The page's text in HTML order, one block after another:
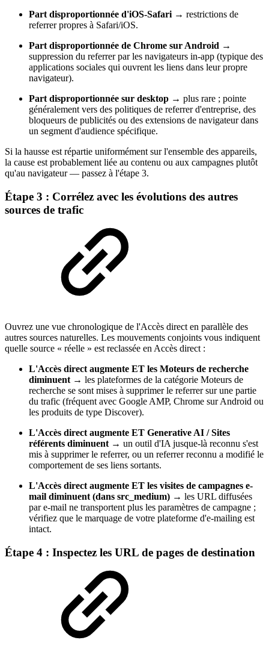
Part disproportionnée d'iOS-Safari→ restrictions de
referrer propres à Safari/iOS.
Part disproportionnée de Chrome sur Android →
suppression du referrer par les navigateurs in-app (typique des
applications sociales qui ouvrent les liens dans leur propre
navigateur).
Part disproportionnée sur desktop → plus rare ; pointe
généralement vers des politiques de referrer d'entreprise, des
bloqueurs de publicités ou des extensions de navigateur dans
un segment d'audience spécifique.
Si la hausse est répartie uniformément sur l'ensemble des appareils,
la cause est probablement liée au contenu ou aux campagnes plutôt
qu'au navigateur — passez à l'étape 3.
Étape 3 : Corrélez avec les évolutions des autres
sources de trafic
Ouvrez une vue chronologique de l'Accès direct en parallèle des
autres sources naturelles. Les mouvements conjoints vous indiquent
quelle source « réelle » est reclassée en Accès direct :
L'Accès direct augmente ET les Moteurs de recherche
diminuent → les plateformes de la catégorie Moteurs de
recherche se sont mises à supprimer le referrer sur une partie
du trafic (fréquent avec Google AMP, Chrome sur Android ou
les produits de type Discover).
L'Accès direct augmente ET Generative AI / Sites
référents diminuent → un outil d'IA jusque-là reconnu s'est
mis à supprimer le referrer, ou un referrer reconnu a modifié le
comportement de ses liens sortants.
L'Accès direct augmente ET les visites de campagnes e-
mail diminuent (dans src_medium) → les URL diffusées
par e-mail ne transportent plus les paramètres de campagne ;
vérifiez que le marquage de votre plateforme d'e-mailing est
intact.
Étape 4 : Inspectez les URL de pages de destination